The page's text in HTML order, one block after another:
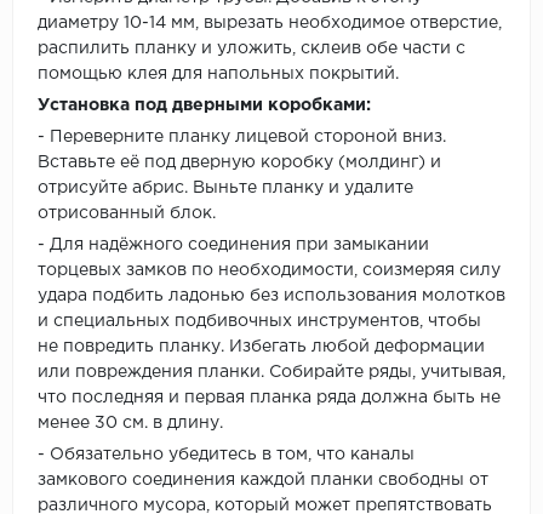
диаметру 10-14 мм, вырезать необходимое отверстие,
распилить планку и уложить, склеив обе части с
помощью клея для напольных покрытий.
Установка под дверными коробками:
- Переверните планку лицевой стороной вниз.
Вставьте её под дверную коробку (молдинг) и
отрисуйте абрис. Выньте планку и удалите
отрисованный блок.
- Для надёжного соединения при замыкании
торцевых замков по необходимости, соизмеряя силу
удара подбить ладонью без использования молотков
и специальных подбивочных инструментов, чтобы
не повредить планку. Избегать любой деформации
или повреждения планки. Собирайте ряды, учитывая,
что последняя и первая планка ряда должна быть не
менее 30 см. в длину.
- Обязательно убедитесь в том, что каналы
замкового соединения каждой планки свободны от
различного мусора, который может препятствовать